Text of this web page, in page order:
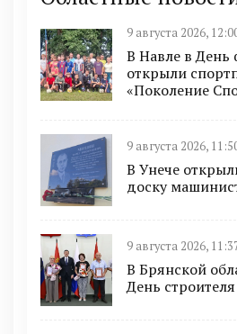
9 августа 2026,
В Навле в День
открыли
«Поколение
9 августа 2026,
В Унече
доску
9 августа 2026,
В Брянской
День строителя